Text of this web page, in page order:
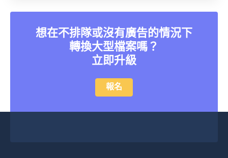
想在不排隊或沒有廣告的情況下
轉換大型檔案嗎？
立即升級
報名